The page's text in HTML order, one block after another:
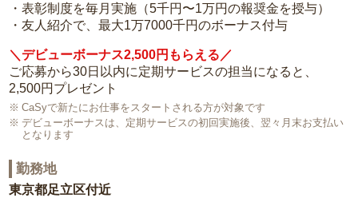
・表彰制度を毎月実施（5千円〜1万円の報奨金を授与）
・友人紹介で、最大1万7000千円のボーナス付与
＼デビューボーナス2,500円もらえる／
ご応募から30日以内に定期サービスの担当になると、
2,500円プレゼント
CaSyで新たにお仕事をスタートされる方が対象です
デビューボーナスは、定期サービスの初回実施後、翌々月末お支払い
となります
勤務地
東京都足立区付近